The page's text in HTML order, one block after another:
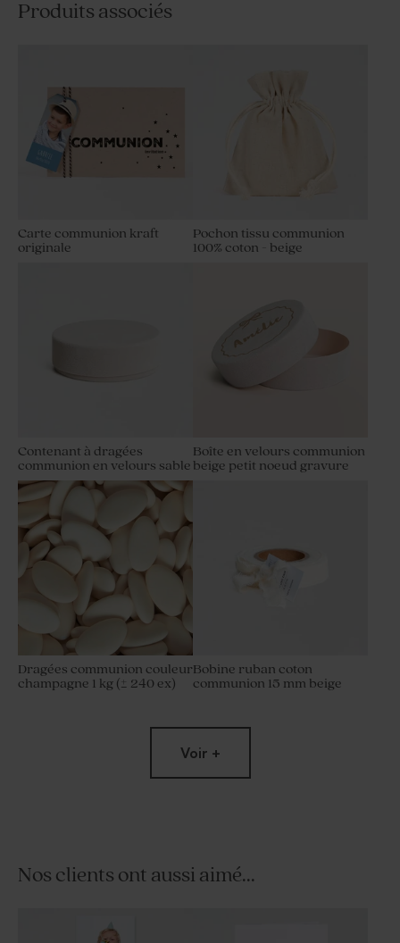
Produits associés
Carte communion kraft
originale
Pochon tissu communion
100% coton - beige
Contenant à dragées
communion en velours sable
Boîte en velours communion
beige petit noeud gravure
Dragées communion couleur
champagne 1 kg (± 240 ex)
Bobine ruban coton
communion 15 mm beige
Voir +
Nos clients ont aussi aimé...